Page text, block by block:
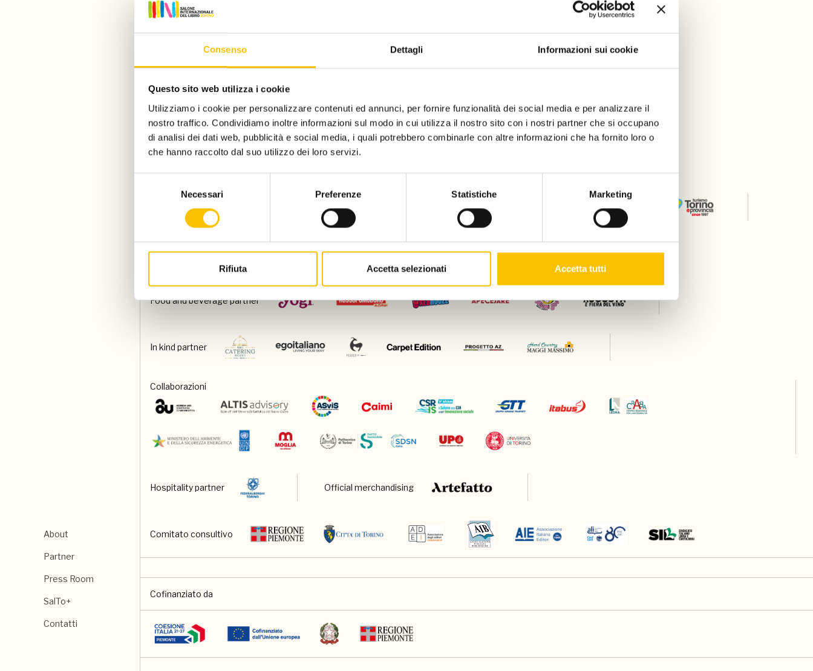
Consenso Dettagli Informazioni sui cookie
Questo sito web utilizza i cookie
Utilizziamo i cookie per personalizzare contenuti ed annunci, per fornire funzionalità dei social media e per analizzare il
nostro traffico. Condividiamo inoltre informazioni sul modo in cui utilizza il nostro sito con i nostri partner che si occupano
di analisi dei dati web, pubblicità e social media, i quali potrebbero combinarle con altre informazioni che ha fornito loro o
che hanno raccolto dal suo utilizzo dei loro servizi.
Necessari Preferenze Statistiche Marketing
Rifiuta Accetta selezionati Accetta tutti
About
Partner
Press Room
SalTo+
Contatti
Main partner
Main media partner
Partner
Paese ospite d'onore Regione ospite d'onore Thanks to
Special venue Con il patrocinio di
Food and beverage partner
In kind partner
Collaborazioni
Hospitality partner Official merchandising
Comitato consultivo
Cofinanziato da